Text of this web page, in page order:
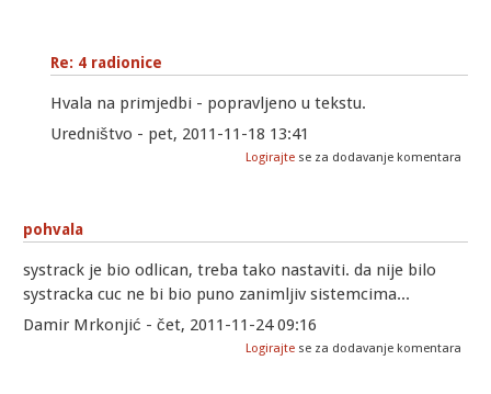
Re: 4 radionice
Hvala na primjedbi - popravljeno u tekstu.
Uredništvo - pet, 2011-11-18 13:41
Logirajte se za dodavanje komentara
pohvala
systrack je bio odlican, treba tako nastaviti. da nije bilo
systracka cuc ne bi bio puno zanimljiv sistemcima...
Damir Mrkonjić - čet, 2011-11-24 09:16
Logirajte se za dodavanje komentara